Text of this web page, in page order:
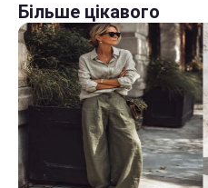
Більше цікавого